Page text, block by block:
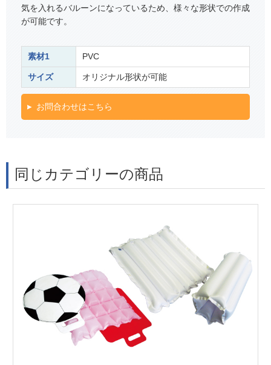
気を入れるバルーンになっているため、様々な形状での作成
が可能です。
素材1 PVC
サイズ オリジナル形状が可能
お問合わせはこちら
同じカテゴリーの商品